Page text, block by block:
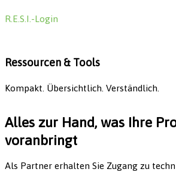
R.E.S.I.-Login
Ressourcen & Tools
Kompakt. Übersichtlich. Verständlich.
Alles zur Hand, was Ihre
voranbringt
Als Partner erhalten Sie Zugang zu